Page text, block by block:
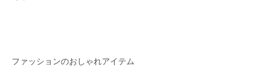
ファッションのおしゃれアイテム